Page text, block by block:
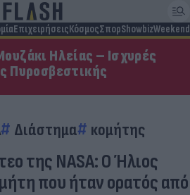
ΕπιχειρήσειςΚόσμοςΣπορShowbizWeekend
Ηλείας – Ισχυρές
Πυροσβεστικής
Διάστημα κομήτης
της NASA: Ο Ήλιος
που ήταν ορατός από